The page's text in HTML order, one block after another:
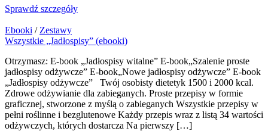
Sprawdź szczegóły
Ebooki / Zestawy
Wszystkie „Jadłospisy” (ebooki)
Otrzymasz: E-book „Jadłospisy witalne” E-book„Szalenie proste
jadłospisy odżywcze” E-book„Nowe jadłospisy odżywcze” E-book
„Jadłospisy odżywcze” Twój osobisty dietetyk 1500 i 2000 kcal.
Zdrowe odżywianie dla zabieganych. Proste przepisy w formie
graficznej, stworzone z myślą o zabieganych Wszystkie przepisy w
pełni roślinne i bezglutenowe Każdy przepis wraz z listą 34 wartości
odżywczych, których dostarcza Na pierwszy […]